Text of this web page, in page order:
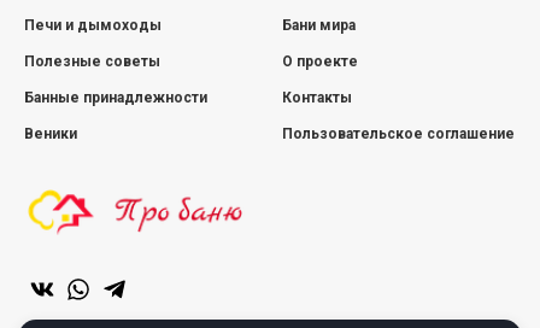
Печи и дымоходы
Полезные советы
Банные принадлежности
Веники
Бани мира
О проекте
Контакты
Пользовательское соглашение